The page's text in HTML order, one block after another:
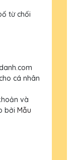
từ chối
cá nhân
và
bởi Mẫu